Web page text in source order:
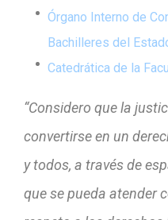
Órgano Interno de
Bachilleres del
Catedrática de la
“Considero que la
convertirse en un
y todos, a través de
que se pueda atender